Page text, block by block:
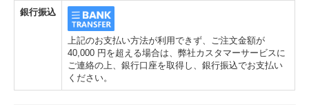
銀行振込
上記のお支払い方法が利用できず、ご注文金額が
40,000 円を超える場合は、弊社カスタマーサービスに
ご連絡の上、銀行口座を取得し、銀行振込でお支払い
ください。